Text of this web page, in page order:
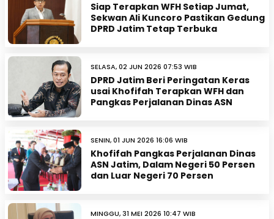
Siap Terapkan WFH Setiap Jumat,
Sekwan Ali Kuncoro Pastikan Gedung
DPRD Jatim Tetap Terbuka
SELASA, 02 JUN 2026 07:53 WIB
DPRD Jatim Beri Peringatan Keras
usai Khofifah Terapkan WFH dan
Pangkas Perjalanan Dinas ASN
SENIN, 01 JUN 2026 16:06 WIB
Khofifah Pangkas Perjalanan Dinas
ASN Jatim, Dalam Negeri 50 Persen
dan Luar Negeri 70 Persen
MINGGU, 31 MEI 2026 10:47 WIB